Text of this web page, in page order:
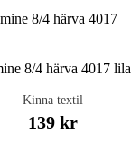
8/4 härva 4017 lila
Kinna textil
139 kr